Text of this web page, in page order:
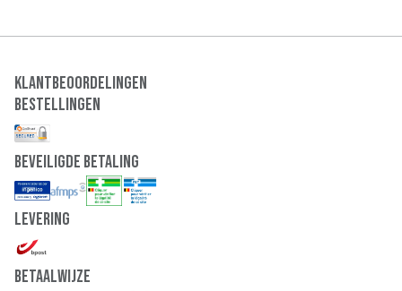
Klantbeoordelingen
Bestellingen
Beveiligde Betaling
Levering
Betaalwijze